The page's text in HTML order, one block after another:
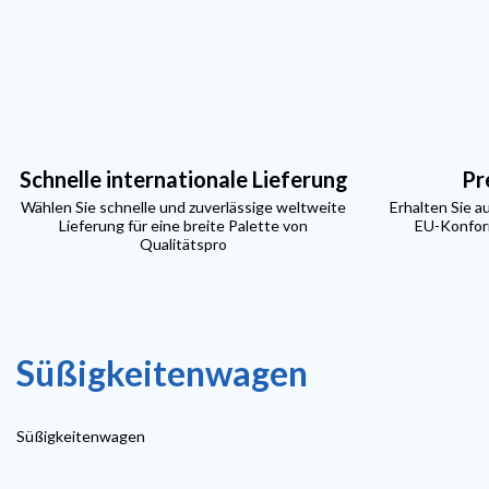
Schnelle internationale Lieferung
Wählen Sie schnelle und zuverlässige weltweite
Lieferung für eine breite Palette von
Qualitätspro
Erhalten Sie
EU-
Süßigkeitenwagen
Süßigkeitenwagen